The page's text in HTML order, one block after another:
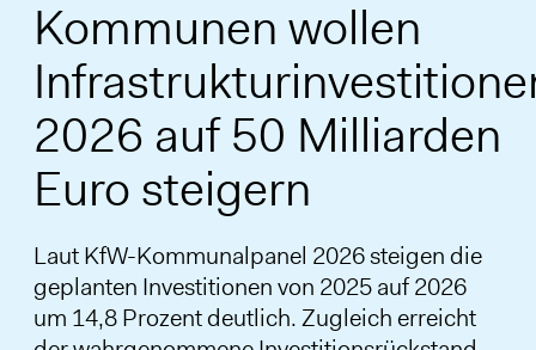
Kommunen wollen
2026 auf 50 Milliarden
Euro steigern
Laut KfW-Kommunalpanel 2026 steigen die
geplanten Investitionen von 2025 auf 2026
um 14,8 Prozent deutlich. Zugleich erreicht